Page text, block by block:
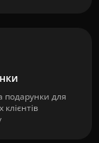
подарунки для
клієнтів